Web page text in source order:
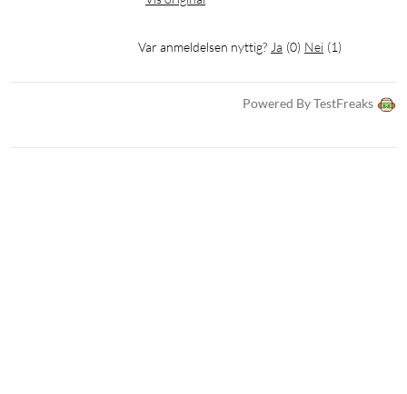
Var anmeldelsen nyttig? Ja (0) Nei (1)
Powered By TestFreaks